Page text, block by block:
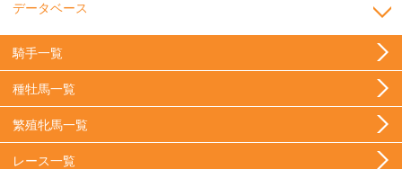
データベース
騎手一覧
種牡馬一覧
繁殖牝馬一覧
レース一覧